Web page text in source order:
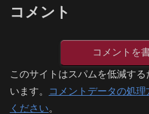
コメント
コメントを
このサイトはスパムを低減す
います。
コメントデータの処
ください。